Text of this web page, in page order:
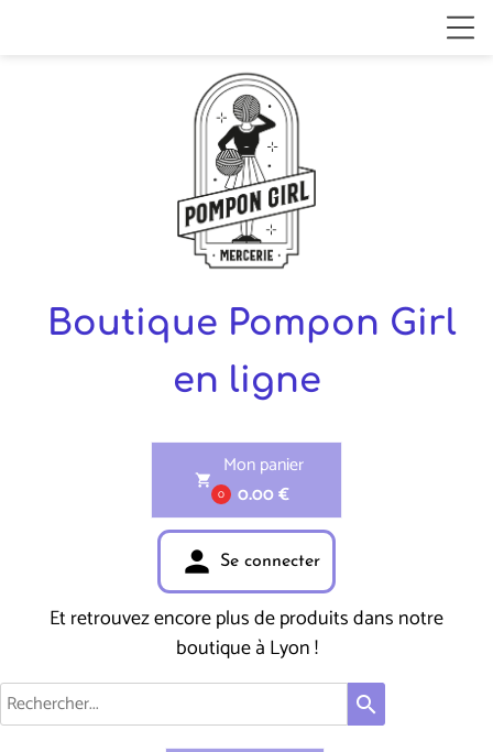
Boutique Pompon Girl
en ligne
shopping_cart
0
Mon panier
0.00 €
person Se connecter
Et retrouvez encore plus de produits dans notre
boutique à Lyon !
search